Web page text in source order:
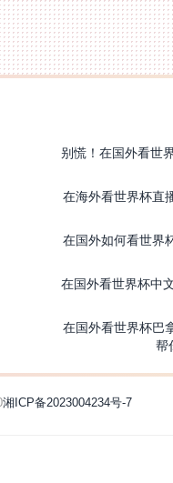
别慌！在国外看世
在海外看世界杯直
在国外如何看世界
在国外看世界杯中
在国外看世界杯巴
帮
湘ICP备2023004234号-7